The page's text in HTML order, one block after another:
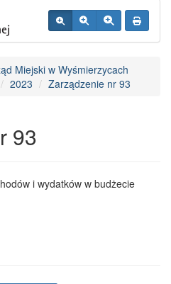
Miejski w Wyśmierzycach
2023 Zarządzenie nr 93
93
i wydatków w budżecie